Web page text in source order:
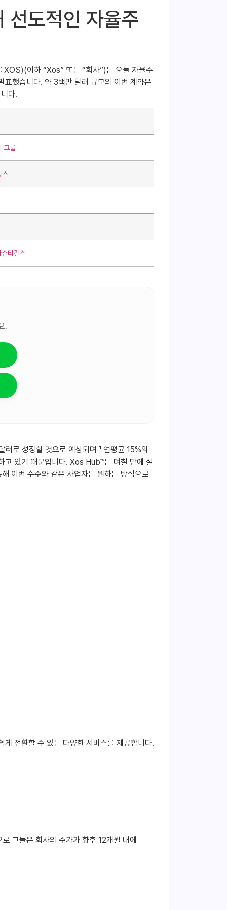
도적인 자율주
이하 “Xos” 또는 “회사”)는 오늘 자율주
했습니다. 약 3백만 달러 규모의 이번 계약은
다.
그룹
스
티컬스
.
로 성장할 것으로 예상되며 ¹ 연평균 15%의
고 있기 때문입니다. Xos Hub™는 며칠 만에 설
이번 수주와 같은 사업자는 원하는 방식으로
전환할 수 있는 다양한 서비스를 제공합니다.
그들은 회사의 주가가 향후 12개월 내에